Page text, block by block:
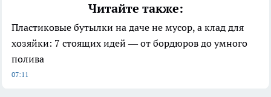
Читайте также:
Пластиковые бутылки на даче не мусор, а клад для
хозяйки: 7 стоящих идей — от бордюров до умного
полива
07:11